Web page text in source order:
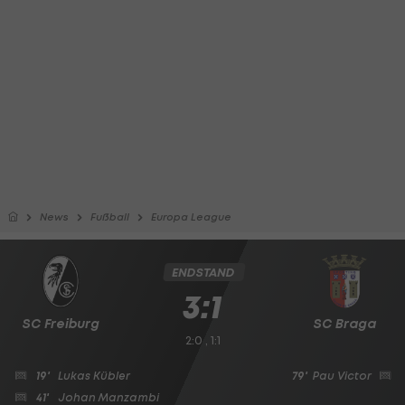
News Fußball Europa League
SC Freiburg SC Braga
ENDSTAND
3:1
2:0 , 1:1
19' Lukas Kübler
41'
Johan Manzambi
79' Pau Victor